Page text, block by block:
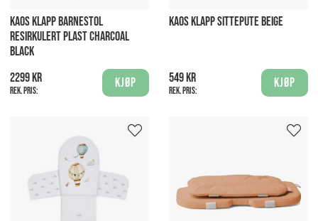
KAOS KLAPP BARNESTOL
RESIRKULERT PLAST CHARCOAL
BLACK
2299 kr
Rek. pris:
Kjøp
KAOS KLAPP SITTEPUTE BEIGE
549 kr
Rek. pris:
Kjøp